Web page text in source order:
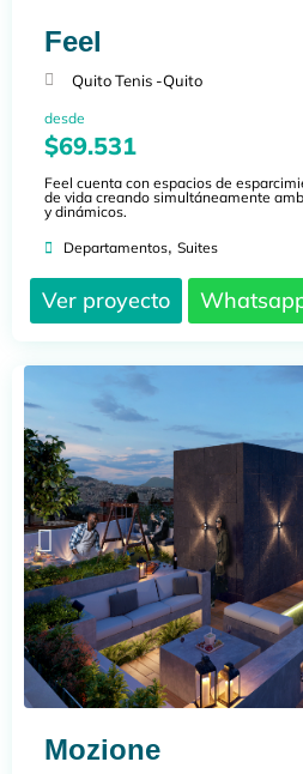
Feel
Quito Tenis -Quito
desde
$69.531
Feel cuenta con espacios de
de vida creando simultáneamente
y dinámicos.
Departamentos, Suites
Ver proyecto
Mozione